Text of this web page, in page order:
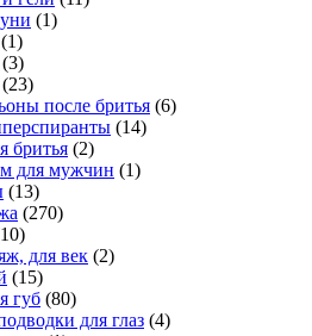
(1)
(1)
(3)
(23)
после бритья (6)
(14)
бритья (2)
для мужчин (1)
(13)
(270)
для век (2)
(15)
губ (80)
для глаз (4)